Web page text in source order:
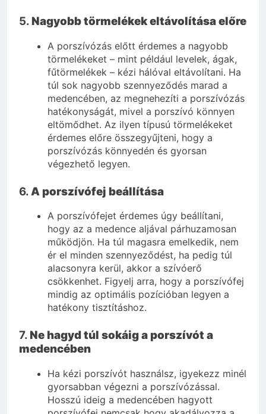
5. Nagyobb törmelékek eltávolítása előre
A porszívózás előtt érdemes a nagyobb
törmelékeket – mint például levelek, ágak,
fűtörmelékek – kézi hálóval eltávolítani. Ha
túl sok nagyobb szennyeződés marad a
medencében, az megnehezíti a porszívózás
hatékonyságát, mivel a porszívó könnyen
eltömődhet. Az ilyen típusú törmelékeket
érdemes előre összegyűjteni, hogy a
porszívózás könnyedén és gyorsan
végezhető legyen.
6.A porszívófej beállítása
A porszívófejet érdemes úgy beállítani,
hogy az a medence aljával párhuzamosan
működjön. Ha túl magasra emelkedik, nem
ér el minden szennyeződést, ha pedig túl
alacsonyra kerül, akkor a szívóerő
csökkenhet. Figyelj arra, hogy a porszívófej
mindig az optimális pozícióban legyen a
hatékony tisztításhoz.
7. Ne hagyd túl sokáig a porszívót a
medencében
Ha kézi porszívót használsz, igyekezz minél
gyorsabban végezni a porszívózással.
Hosszú ideig a medencében hagyott